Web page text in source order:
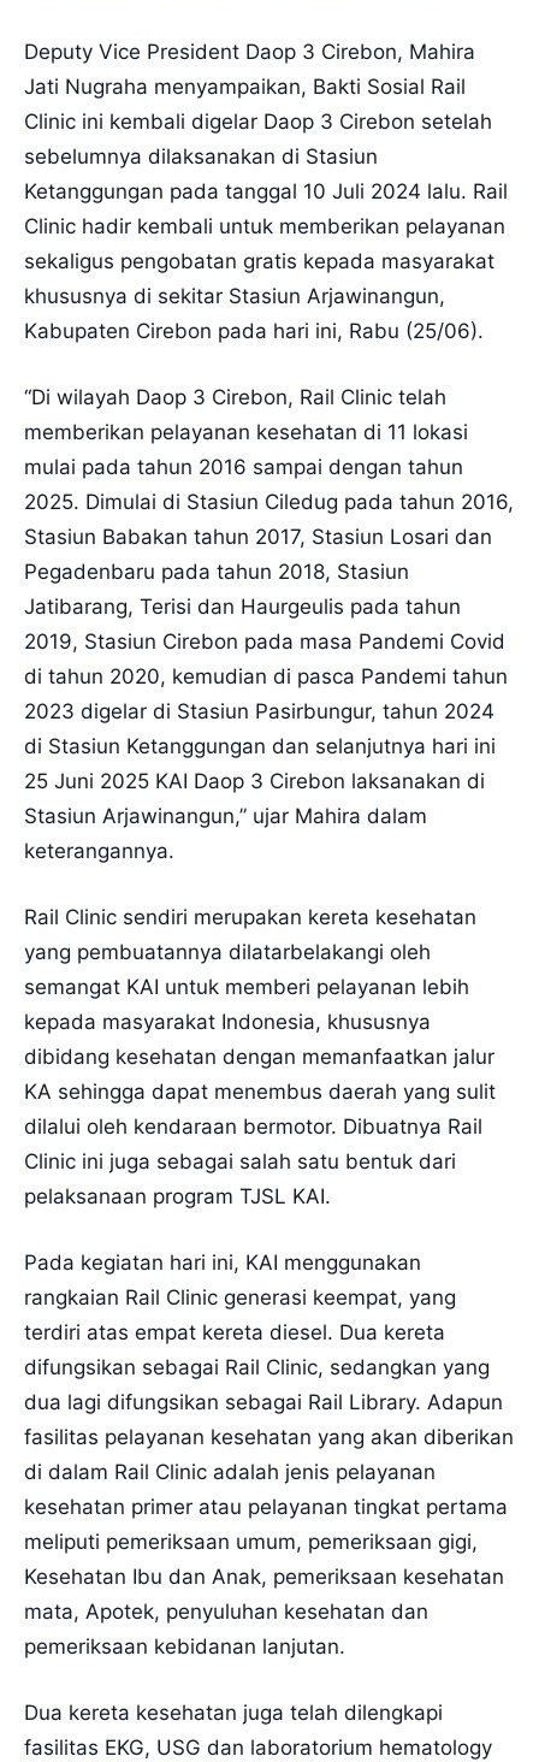
Deputy Vice President Daop 3 Cirebon, Mahira
Jati Nugraha menyampaikan, Bakti Sosial Rail
Clinic ini kembali digelar Daop 3 Cirebon setelah
sebelumnya dilaksanakan di Stasiun
Ketanggungan pada tanggal 10 Juli 2024 lalu. Rail
Clinic hadir kembali untuk memberikan pelayanan
sekaligus pengobatan gratis kepada masyarakat
khususnya di sekitar Stasiun Arjawinangun,
Kabupaten Cirebon pada hari ini, Rabu (25/06).
“Di wilayah Daop 3 Cirebon, Rail Clinic telah
memberikan pelayanan kesehatan di 11 lokasi
mulai pada tahun 2016 sampai dengan tahun
2025. Dimulai di Stasiun Ciledug pada tahun 2016,
Stasiun Babakan tahun 2017, Stasiun Losari dan
Pegadenbaru pada tahun 2018, Stasiun
Jatibarang, Terisi dan Haurgeulis pada tahun
2019, Stasiun Cirebon pada masa Pandemi Covid
di tahun 2020, kemudian di pasca Pandemi tahun
2023 digelar di Stasiun Pasirbungur, tahun 2024
di Stasiun Ketanggungan dan selanjutnya hari ini
25 Juni 2025 KAI Daop 3 Cirebon laksanakan di
Stasiun Arjawinangun,” ujar Mahira dalam
keterangannya.
Rail Clinic sendiri merupakan kereta kesehatan
yang pembuatannya dilatarbelakangi oleh
semangat KAI untuk memberi pelayanan lebih
kepada masyarakat Indonesia, khususnya
dibidang kesehatan dengan memanfaatkan jalur
KA sehingga dapat menembus daerah yang sulit
dilalui oleh kendaraan bermotor. Dibuatnya Rail
Clinic ini juga sebagai salah satu bentuk dari
pelaksanaan program TJSL KAI.
Pada kegiatan hari ini, KAI menggunakan
rangkaian Rail Clinic generasi keempat, yang
terdiri atas empat kereta diesel. Dua kereta
difungsikan sebagai Rail Clinic, sedangkan yang
dua lagi difungsikan sebagai Rail Library. Adapun
fasilitas pelayanan kesehatan yang akan diberikan
di dalam Rail Clinic adalah jenis pelayanan
kesehatan primer atau pelayanan tingkat pertama
meliputi pemeriksaan umum, pemeriksaan gigi,
Kesehatan Ibu dan Anak, pemeriksaan kesehatan
mata, Apotek, penyuluhan kesehatan dan
pemeriksaan kebidanan lanjutan.
Dua kereta kesehatan juga telah dilengkapi
fasilitas EKG, USG dan laboratorium hematology